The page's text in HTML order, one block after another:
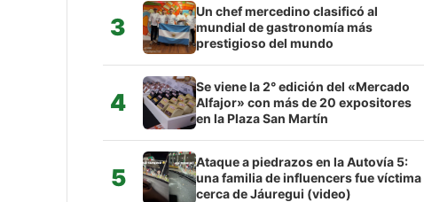
3
Un chef mercedino clasificó al
mundial de gastronomía más
prestigioso del mundo
4
Se viene la 2° edición del «Mercado
Alfajor» con más de 20 expositores
en la Plaza San Martín
5
Ataque a piedrazos en la Autovía 5:
una familia de influencers fue víctima
cerca de Jáuregui (video)